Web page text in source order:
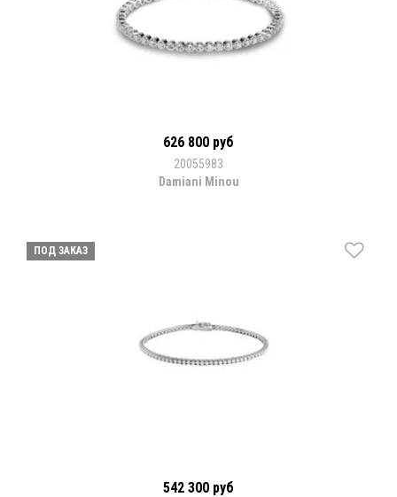
626 800 руб
20055983
Damiani Minou
ПОД ЗАКАЗ
542 300 руб